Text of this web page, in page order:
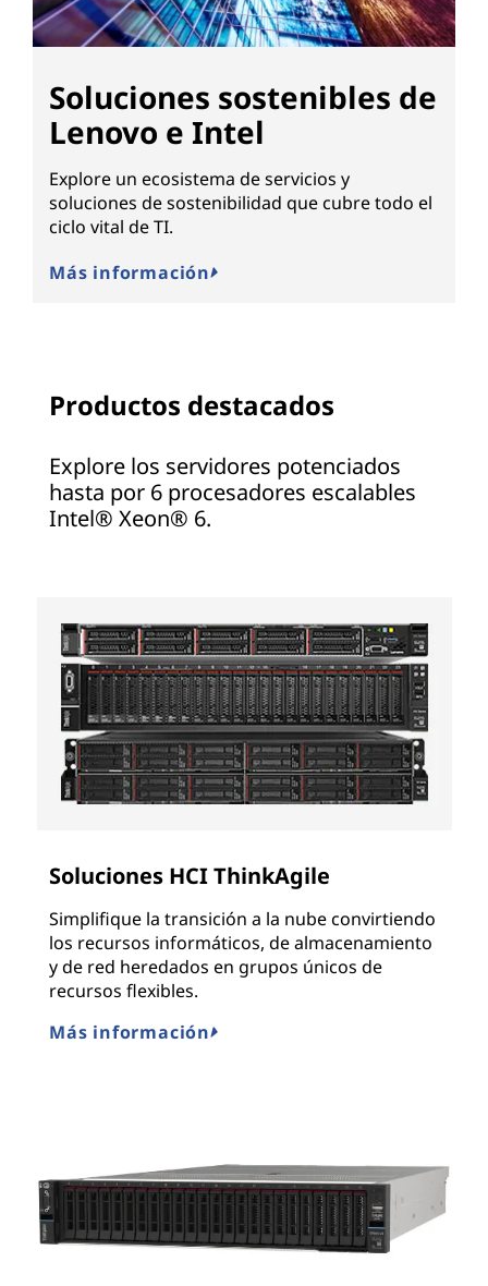
Soluciones sostenibles de
Lenovo e Intel
Explore un ecosistema de servicios y
soluciones de sostenibilidad que cubre todo el
ciclo vital de TI.
Más información
Productos destacados
Explore los servidores potenciados
hasta por 6 procesadores escalables
Intel® Xeon® 6.
Soluciones HCI ThinkAgile
Simplifique la transición a la nube convirtiendo
los recursos informáticos, de almacenamiento
y de red heredados en grupos únicos de
recursos flexibles.
Más información